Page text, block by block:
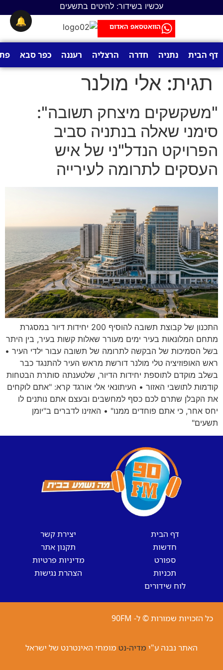
עכשיו בשידור: להיטים בתשעים
הוואטסאפ האדום
דף הבית נתניה חדרה הרצליה רעננה כפר סבא
תגית: אלי מולנר
"משקשקים מיצחק תשובה":
סימני שאלה בנתניה סביב
הפרויקט הנדל"ני של איש
העסקים לתרומה לעירייה
התכנון של קבוצת תשובה להוסיף 200 יחידות דיור במסגרת
מתחם המלונאות בעיר ימים מעורר שאלות קשות בעיר, בין היתר
בשל הסמיכות של הבקשה לתרומה של תשובה עבור ילדי העיר •
ראש האופוזיציה טלי מולנר דורשת מראש העיר להתנגד כבר
בשלב מוקדם לתוספת יחידות הדיור, שלטענתה סותרת הבטחות
קודמות לתושבי האזור • העיתונאי אלי אורגד קרא: "אתם לוקחים
את הקבלן שתרם לכם כסף למחשבים ובעצם אתם נותנים לו
יחס אחר, כי אתם פוחדים ממנו" • האזינו לדברים ב"יומן
תשעים"
דף הבית
חדשות
ספורט
תכניות
לוח שידורים
יצירת קשר
תקנון אתר
מדיניות פרטיות
הצהרת נגישות
כל הזכויות שמורות © ל- 90FM
האתר נבנה ע"י מדיה-נט מומחי האינטרנט של ישראל
🔔